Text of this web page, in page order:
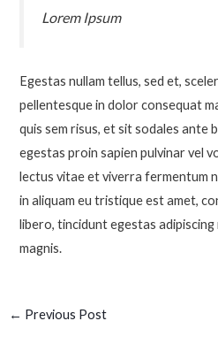
Lorem Ipsum
Egestas nullam tellus, sed et,
pellentesque in dolor consequat
quis sem risus, et sit sodales ante
egestas proin sapien pulvinar vel
lectus vitae et viverra fermentum
in aliquam eu tristique est amet,
libero, tincidunt egestas
magnis.
← Previous Post